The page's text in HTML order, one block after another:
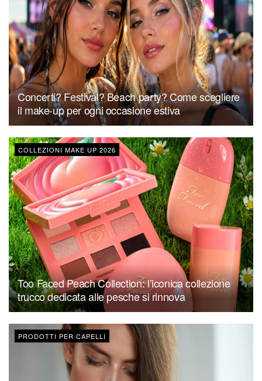
Concerti? Festival? Beach party? Come scegliere
il make-up per ogni occasione estiva
COLLEZIONI MAKE UP 2026
Too Faced Peach Collection: l’iconica collezione
trucco dedicata alle pesche si rinnova
PRODOTTI PER CAPELLI